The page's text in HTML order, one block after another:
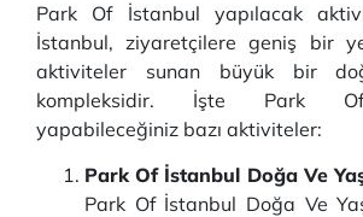
Park Of İstanbul yapılacak
İstanbul, ziyaretçilere geniş bir
aktiviteler sunan büyük bir
kompleksidir. İşte Park
yapabileceğiniz bazı aktiviteler:
Park Of İstanbul Doğa Ve
Park Of İstanbul Doğa Ve